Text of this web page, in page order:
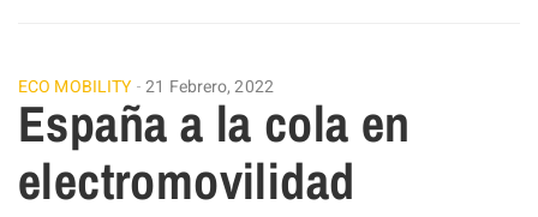
ECO MOBILITY 21 Febrero, 2022
España a la cola en
electromovilidad